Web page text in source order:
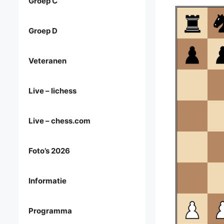
Groep D
Veteranen
Live – lichess
Live – chess.com
Foto’s 2026
Informatie
Programma